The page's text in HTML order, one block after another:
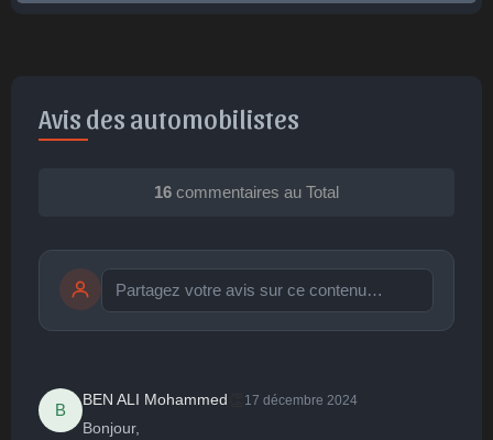
Avis des automobilistes
16 commentaires au Total
publication immédiate Publier
B
BEN ALI Mohammed 17 décembre 2024
Bonjour,